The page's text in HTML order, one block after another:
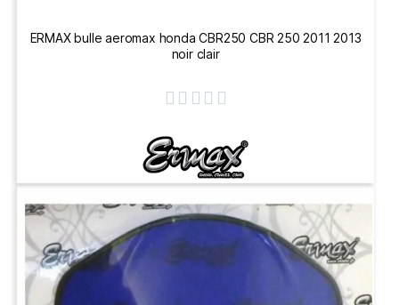
ERMAX bulle aeromax honda CBR250 CBR 250 2011 2013
noir clair
    